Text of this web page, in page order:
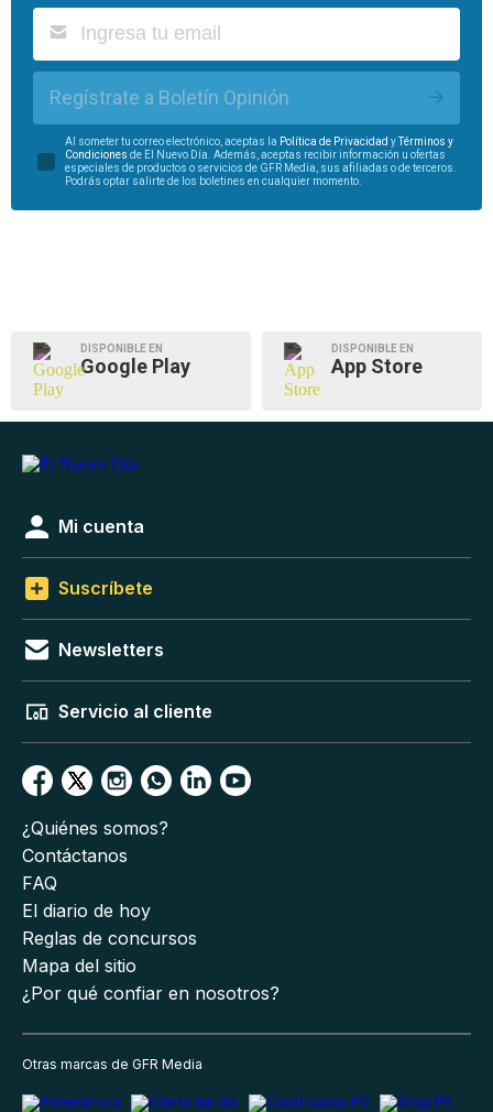
Regístrate a Boletín Opinión
Al someter tu correo electrónico, aceptas la Política de Privacidad yTérminos y
Condiciones de El Nuevo Día. Además, aceptas recibir información u ofertas
especiales de productos o servicios de GFR Media, sus afiliadas o de terceros.
Podrás optar salirte de los boletines en cualquier momento.
DISPONIBLE EN
Google Play
DISPONIBLE EN
App Store
Mi cuenta
Suscríbete
Newsletters
Servicio al cliente
¿Quiénes somos?
Contáctanos
FAQ
El diario de hoy
Reglas de concursos
Mapa del sitio
¿Por qué confiar en nosotros?
Otras marcas de GFR Media